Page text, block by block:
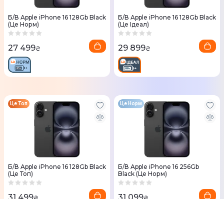
Б/В Apple iPhone 16 128Gb Black
(Це Норм)
27 499₴
Б/В Apple iPhone 16 128Gb Black
(Це Ідеал)
29 899₴
Б/В Apple iPhone 16 128Gb Black
(Це Топ)
Це Топ
Б/В Apple iPhone 16 256Gb
Black (Це Норм)
Це Норм